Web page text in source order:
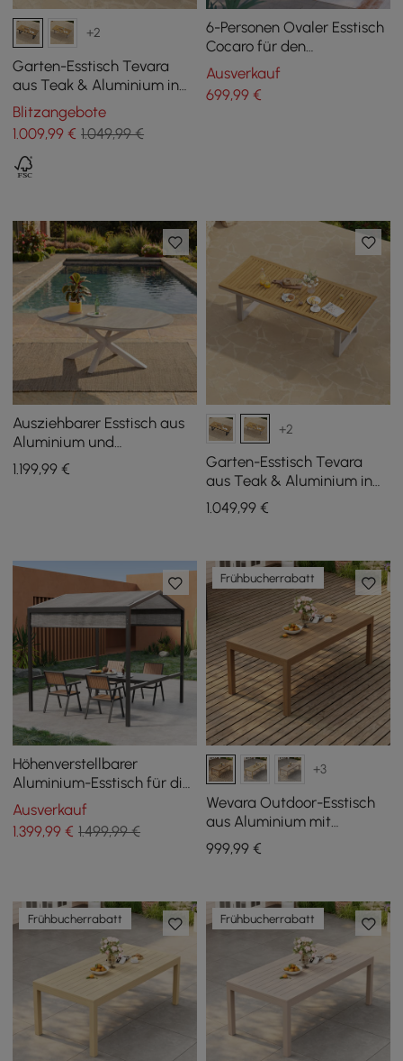
+2
Garten-Esstisch Tevara
aus Teak & Aluminium in
Grau, für 6-8 Personen
Blitzangebote
1.009,99 € 1.049,99 €
6-Personen Ovaler Esstisch
Cocaro für den
Außenbereich mit
gesinterter Steinplatte in
Weiß (180 cm Breite)
Ausverkauf
699,99€
Ausziehbarer Esstisch aus
Aluminium und
gesintertem Stein für den
Außenbereich in Sand
1.199,99 €
+2
Garten-Esstisch Tevara
aus Teak & Aluminium in
Sand, für 6-8 Personen
1.049,99€
Höhenverstellbarer
Aluminium-Esstisch für die
Außenterrasse mit
Baldachin, zum Bartisch
umfunktionieren
Ausverkauf
1.399,99 € 1.499,99 €
Frühbucherrabatt
+3
Wevara Outdoor-Esstisch
aus Aluminium mit
Walnuss-Finish und
Lamellenstruktur
999,99€
Frühbucherrabatt Frühbucherrabatt